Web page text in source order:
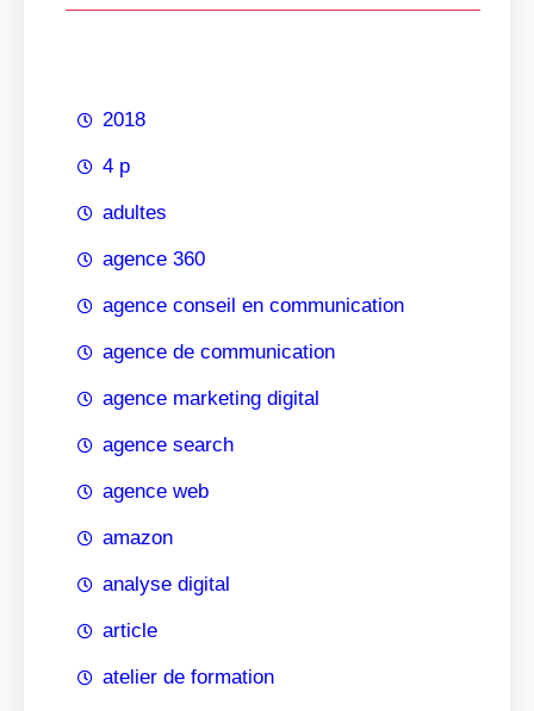
2018
4 p
adultes
agence 360
agence conseil en communication
agence de communication
agence marketing digital
agence search
agence web
amazon
analyse digital
article
atelier de formation